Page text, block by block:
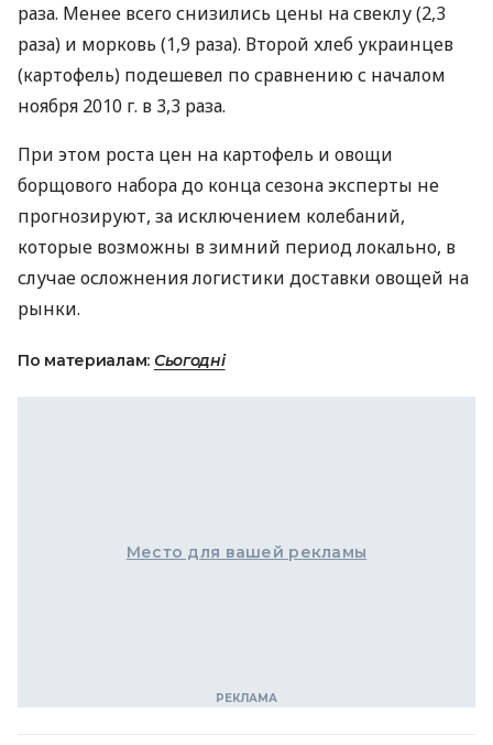
раза. Менее всего снизились цены на свеклу (2,3
раза) и морковь (1,9 раза). Второй хлеб украинцев
(картофель) подешевел по сравнению с началом
ноября 2010 г. в 3,3 раза.
При этом роста цен на картофель и овощи
борщового набора до конца сезона эксперты не
прогнозируют, за исключением колебаний,
которые возможны в зимний период локально, в
случае осложнения логистики доставки овощей на
рынки.
По материалам: Сьогодні
Место для вашей рекламы